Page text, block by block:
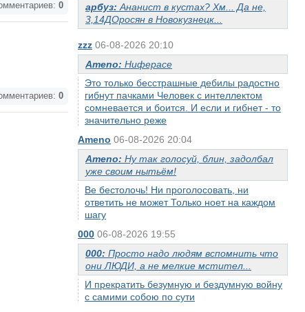
арбуз: Ананист в кустах? Хм... Да не,
3,14ДОросян в Новокузнецк...
zzz 06-08-2026 20:10
Ameno: Ниферасе
Это только бесстрашные дебилы радостно
гибнут пачками Человек с интеллектом
сомневается и боится. И если и гибнет - то
значительно реже
Ameno 06-08-2026 20:04
Ameno: Ну так голосуй, блин, задолбал
уже своим нытьём!
Ве бестолочь! Ни проголосовать, ни
ответить не может Только ноет на каждом
шагу
000 06-08-2026 19:55
000: Просто надо людям вспомнить что
они ЛЮДИ, а не мелкие мстител...
И прекратить безумную и бездумную войну
с самими собою по сути
0
0